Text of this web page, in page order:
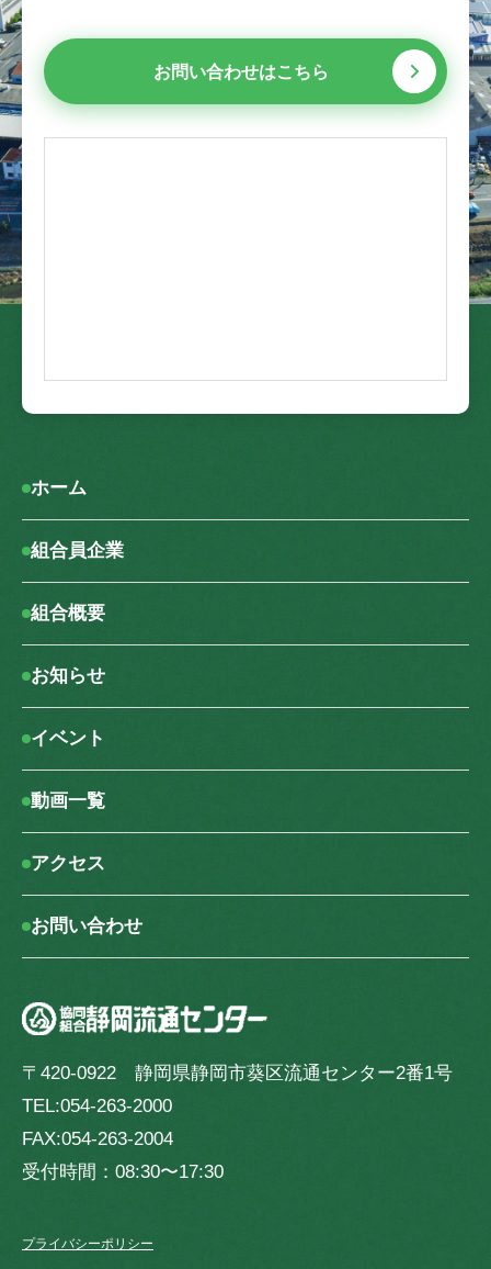
お問い合わせはこちら
ホーム
組合員企業
組合概要
お知らせ
イベント
動画一覧
アクセス
お問い合わせ
〒420-0922 静岡県静岡市葵区流通センター2番1号
TEL:054-263-2000
FAX:054-263-2004
受付時間：08:30〜17:30
プライバシーポリシー